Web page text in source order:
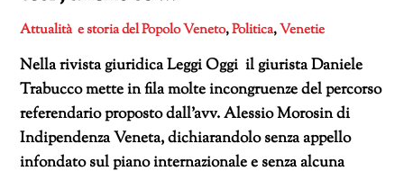
Attualità e storia del Popolo Veneto,Politica,Venetie
Nella rivista giuridica Leggi Oggi il giurista Daniele
Trabucco mette in fila molte incongruenze del percorso
referendario proposto dall’avv. Alessio Morosin di
Indipendenza Veneta, dichiarandolo senza appello
infondato sul piano internazionale e senza alcuna